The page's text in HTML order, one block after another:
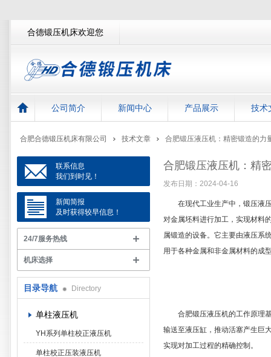
合德锻压机床欢迎您
公司简介 新闻中心 产品展示 技术
合肥合德锻压机床有限公司 技术文章 合肥锻压液压机：精密锻造的力
合肥锻压液压机：精
发布日期：2024-04-16
在现代工业生产中，锻压液压
对金属坯料进行加工，实现材料
属锻造的设备。它主要由液压系
用于各种金属和非金属材料的成
合肥锻压液压机的工作原理基
输送至液压缸，推动活塞产生巨
实现对加工过程的精确控制。
联系信息
我们到时见！
新闻简报
及时获得较早信息！
24/7服务热线
机床选择
目录导航 Directory
单柱液压机
YH系列单柱校正液压机
单柱校正压装液压机